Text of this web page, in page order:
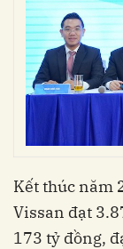
Kết thúc năm
Vissan đạt
173 tỷ đồng,